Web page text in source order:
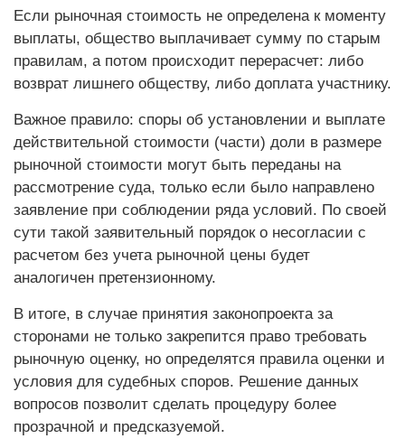
Если рыночная стоимость не определена к моменту
выплаты, общество выплачивает сумму по старым
правилам, а потом происходит перерасчет: либо
возврат лишнего обществу, либо доплата участнику.
Важное правило: споры об установлении и выплате
действительной стоимости (части) доли в размере
рыночной стоимости могут быть переданы на
рассмотрение суда, только если было направлено
заявление при соблюдении ряда условий. По своей
сути такой заявительный порядок о несогласии с
расчетом без учета рыночной цены будет
аналогичен претензионному.
В итоге, в случае принятия законопроекта за
сторонами не только закрепится право требовать
рыночную оценку, но определятся правила оценки и
условия для судебных споров. Решение данных
вопросов позволит сделать процедуру более
прозрачной и предсказуемой.